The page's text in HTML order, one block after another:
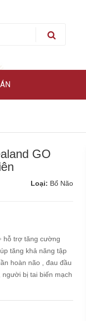
GO
Loại: Bổ Não
hỗ trợ tăng cường
tăng khả năng tập
hoàn não , đau đầu
bị tai biến mạch